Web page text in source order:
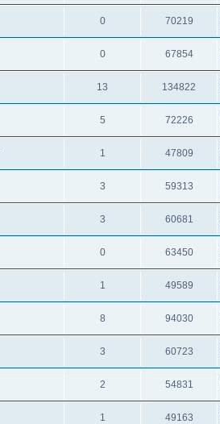
0 70219
0 67854
13 134822
5 72226
1 47809
3 59313
3 60681
0 63450
1 49589
8 94030
3 60723
2 54831
1 49163